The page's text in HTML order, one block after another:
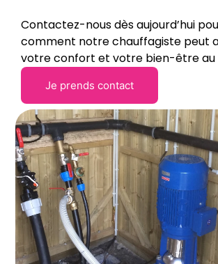
Contactez-nous dès aujourd’hui
comment notre chauffagiste peut
votre confort et votre bien-être au
Je prends contact